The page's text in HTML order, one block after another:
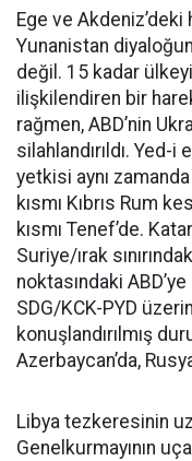
Ege ve
Yunanistan
değil. 15 kadar
ilişkilendiren bir
rağmen, ABD’nin
silahlandırıldı. Yed-
yetkisi aynı zamanda
kısmı Kıbrıs Rum
kısmı Tenef’de.
Suriye/ırak
noktasındaki ABD’ye
SDG/KCK-PYD
konuşlandırılmış
Azerbaycan’da,
Libya tezkeresinin
Genelkurmayının